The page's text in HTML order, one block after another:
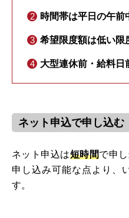
時間帯は平日の午前
希望限度額は低い限
大型連休前・給料日
ネット申込で申し込む
ネット申込は短時間で申
申し込み可能な点より、
す。